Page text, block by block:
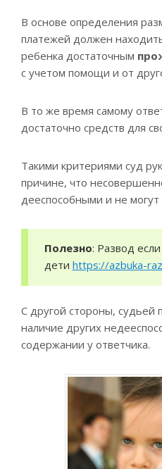
В основе определения
платежей должен
ребенка достаточным
с учетом помощи и от
В то же время самому
достаточно средств для
Такими критериями суд
причине, что
дееспособными и не могут
Полезно: Развод
дети https://azbuka-
С другой стороны, судьей
наличие других
содержании у ответчика.